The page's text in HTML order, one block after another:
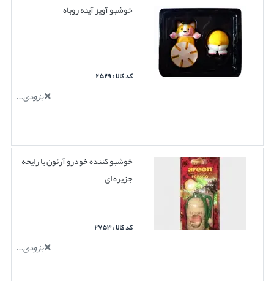
خوشبو آویز آینه روباه
کد کالا : ۲۵۲۹
بزودی...
خوشبو کننده خودرو آرئون با رایحه
جزیره ای
کد کالا : ۲۷۵۳
بزودی...